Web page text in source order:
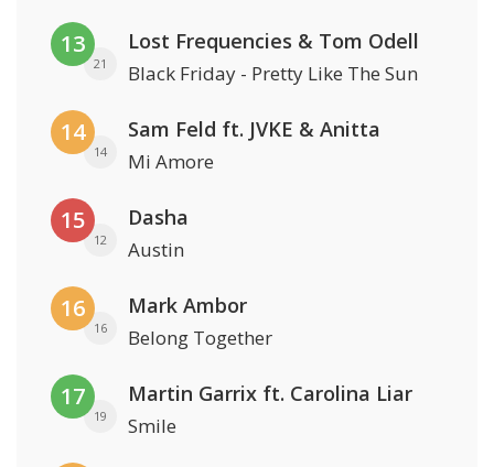
13
21
Lost Frequencies & Tom Odell
Black Friday - Pretty Like The Sun
14
14
Sam Feld ft. JVKE & Anitta
Mi Amore
15
12
Dasha
Austin
16
16
Mark Ambor
Belong Together
17
19
Martin Garrix ft. Carolina Liar
Smile